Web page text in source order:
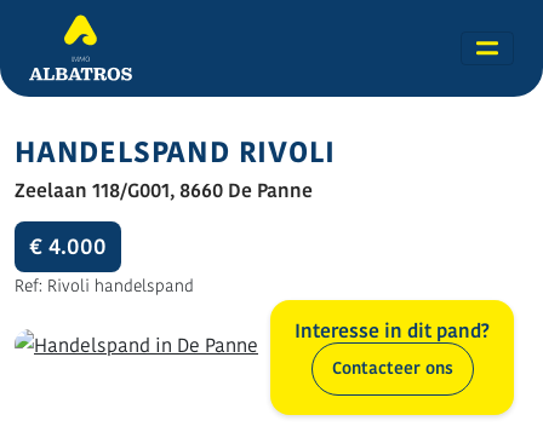
HANDELSPAND RIVOLI
Zeelaan 118/G001, 8660 De Panne
€ 4.000
Ref: Rivoli handelspand
Alle foto's (1)
Interesse in dit pand?
Contacteer ons